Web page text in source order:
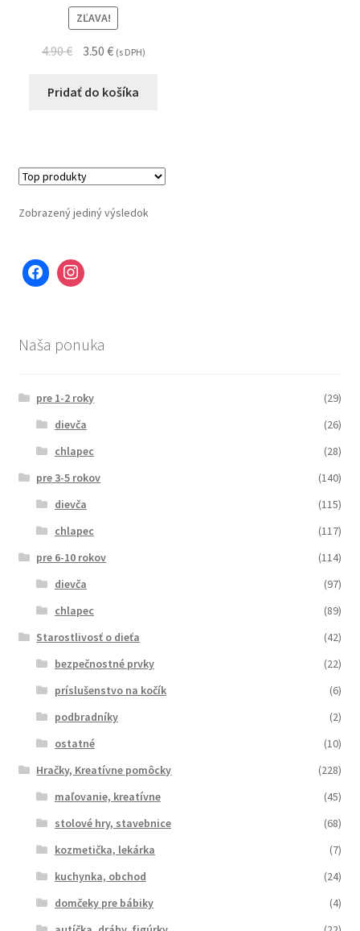
ZĽAVA!
4.90€ 3.50 € (s DPH)
Pridať do košíka
Zobrazený jediný výsledok
Naša ponuka
pre 1-2 roky
(29)
dievča
(26)
chlapec
(28)
pre 3-5 rokov
(140)
dievča
(115)
chlapec
(117)
pre 6-10 rokov
(114)
dievča
(97)
chlapec
(89)
Starostlivosť o dieťa
(42)
bezpečnostné prvky
(22)
príslušenstvo na kočík
(6)
podbradníky
(2)
ostatné
(10)
Hračky, Kreatívne pomôcky
(228)
maľovanie, kreatívne
(45)
stolové hry, stavebnice
(68)
kozmetička, lekárka
(7)
kuchynka, obchod
(24)
domčeky pre bábiky
(4)